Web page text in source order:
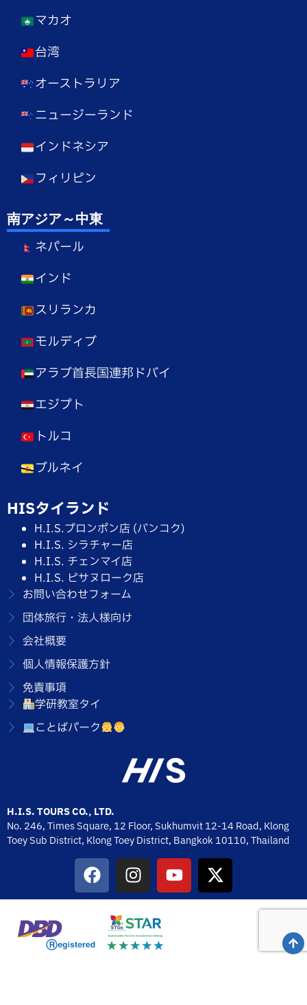
マカオ
台湾
オーストラリア
ニュージーランド
インドネシア
フィリピン
南アジア～中東
ネパール
インド
スリランカ
モルディブ
アラブ首長国連邦ドバイ
エジプト
トルコ
ブルネイ
HISタイランド
H.I.S.プロンポン店 (バンコク)
H.I.S. シラチャー店
H.I.S. チェンマイ店
H.I.S. ピサヌローク店
お問い合わせフォーム
団体旅行・法人様向け
会社概要
個人情報保護方針
免責事項
学研教室タイ
ことばパーク
H.I.S. TOURS CO., LTD.
No. 246, Times Square, 12 Floor, Sukhumvit 12-14 Road, Klong
Toey Sub District, Klong Toey District, Bangkok 10110,Thailand